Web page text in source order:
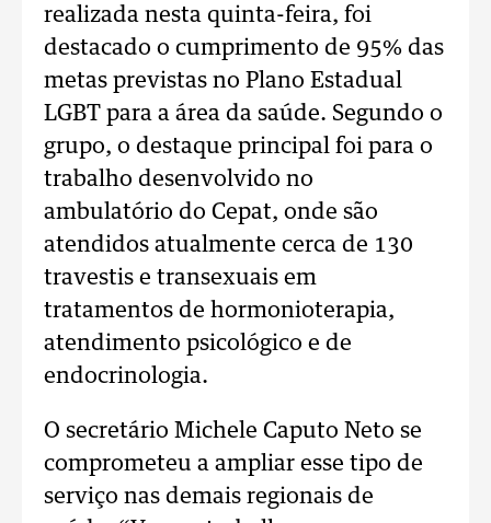
realizada nesta quinta-feira, foi
destacado o cumprimento de 95% das
metas previstas no Plano Estadual
LGBT para a área da saúde. Segundo o
grupo, o destaque principal foi para o
trabalho desenvolvido no
ambulatório do Cepat, onde são
atendidos atualmente cerca de 130
travestis e transexuais em
tratamentos de hormonioterapia,
atendimento psicológico e de
endocrinologia.
O secretário Michele Caputo Neto se
comprometeu a ampliar esse tipo de
serviço nas demais regionais de